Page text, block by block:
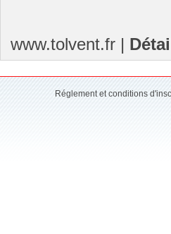
www.tolvent.fr |
Réglement et conditions